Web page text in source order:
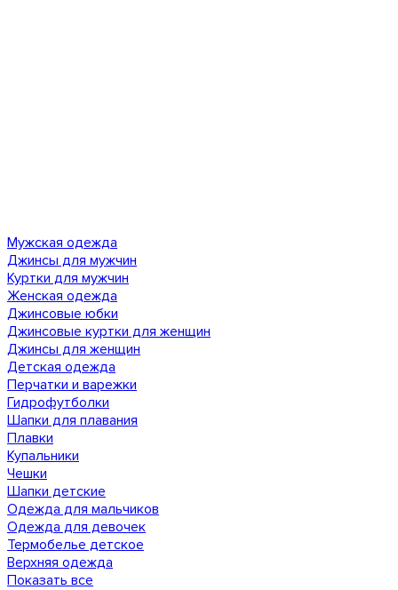
Мужская одежда
Джинсы для мужчин
Куртки для мужчин
Женская одежда
Джинсовые юбки
Джинсовые куртки для женщин
Джинсы для женщин
Детская одежда
Перчатки и варежки
Гидрофутболки
Шапки для плавания
Плавки
Купальники
Чешки
Шапки детские
Одежда для мальчиков
Одежда для девочек
Термобелье детское
Верхняя одежда
Показать все